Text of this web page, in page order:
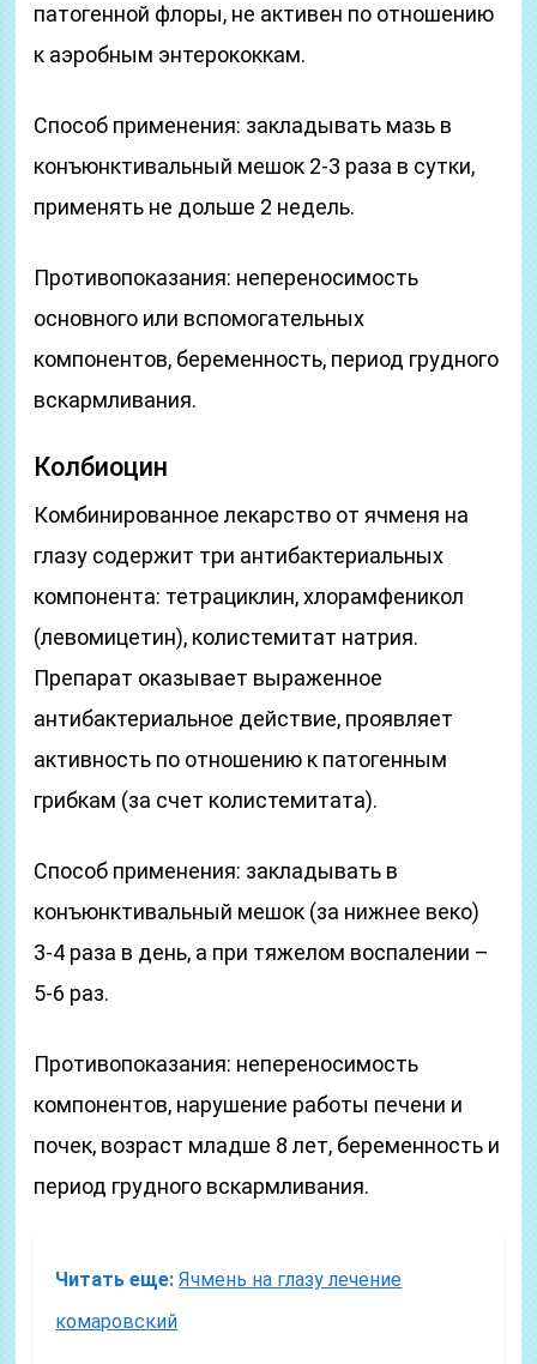
патогенной флоры, не активен по отношению
к аэробным энтерококкам.
Способ применения: закладывать мазь в
конъюнктивальный мешок 2-3 раза в сутки,
применять не дольше 2 недель.
Противопоказания: непереносимость
основного или вспомогательных
компонентов, беременность, период грудного
вскармливания.
Колбиоцин
Комбинированное лекарство от ячменя на
глазу содержит три антибактериальных
компонента: тетрациклин, хлорамфеникол
(левомицетин), колистемитат натрия.
Препарат оказывает выраженное
антибактериальное действие, проявляет
активность по отношению к патогенным
грибкам (за счет колистемитата).
Способ применения: закладывать в
конъюнктивальный мешок (за нижнее веко)
3-4 раза в день, а при тяжелом воспалении –
5-6 раз.
Противопоказания: непереносимость
компонентов, нарушение работы печени и
почек, возраст младше 8 лет, беременность и
период грудного вскармливания.
Читать еще: Ячмень на глазу лечение
комаровский